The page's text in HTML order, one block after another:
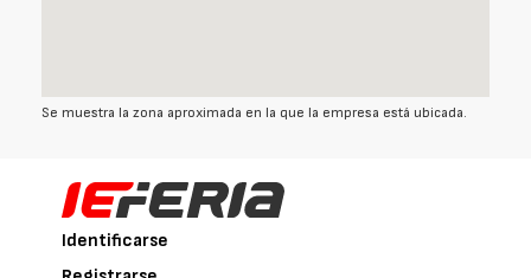
Se muestra la zona aproximada en la que la empresa está ubicada.
Identificarse